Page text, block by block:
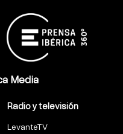
Media
Radio y televisión
LevanteTV